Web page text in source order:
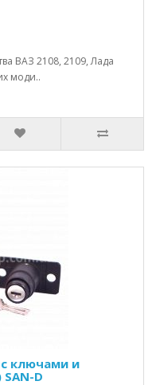
ВАЗ 2108, 2109, Лада
моди..
ключами и
D